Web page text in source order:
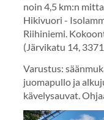
noin 4,5 km:n
Hikivuori -
Riihiniemi.
(Järvikatu 14,
Varustus:
juomapullo ja
kävelysauvat.